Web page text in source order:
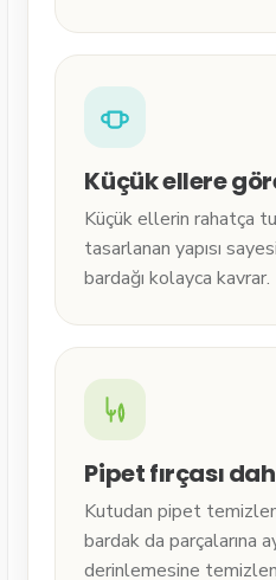
Küçük ellere
Küçük ellerin rahatça
tasarlanan yapısı
bardağı kolayca kavrar.
Pipet fırçası
Kutudan pipet
bardak da parçalarına
derinlemesine